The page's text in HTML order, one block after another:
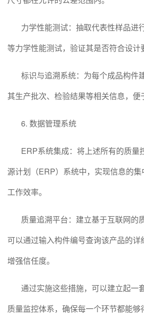
力学性能测试：抽取代表性样品进
等力学性能测试，验证其是否符合设计
标识与追溯系统：为每个成品构件
其生产批次、检验结果等相关信息，便
6. 数据管理系统
ERP系统集成：将上述所有的质量
源计划（ERP）系统中，实现信息的
工作效率。
质量追溯平台：建立基于互联网的
可以通过输入构件编号查询该产品的详
增强信任度。
通过实施这些措施，可以建立起一
质量监控体系，确保每一个环节都能